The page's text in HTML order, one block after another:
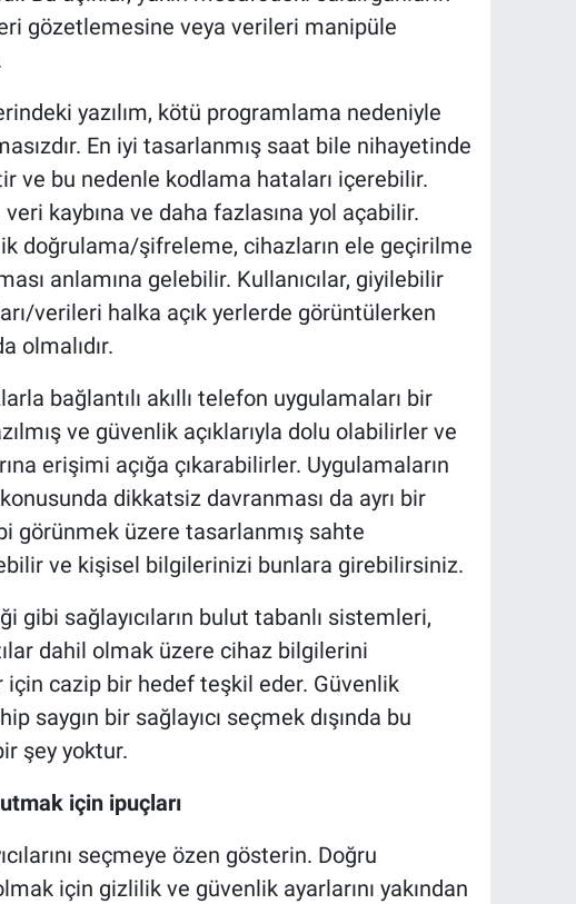
gözetlemesine veya verileri manipüle
yazılım, kötü programlama nedeniyle
En iyi tasarlanmış saat bile nihayetinde
ve bu nedenle kodlama hataları içerebilir.
veri kaybına ve daha fazlasına yol açabilir.
doğrulama/şifreleme, cihazların ele geçirilme
anlamına gelebilir. Kullanıcılar, giyilebilir
verileri halka açık yerlerde görüntülerken
olmalıdır.
bağlantılı akıllı telefon uygulamaları bir
ve güvenlik açıklarıyla dolu olabilirler ve
erişimi açığa çıkarabilirler. Uygulamaların
dikkatsiz davranması da ayrı bir
görünmek üzere tasarlanmış sahte
ve kişisel bilgilerinizi bunlara girebilirsiniz.
gibi sağlayıcıların bulut tabanlı sistemleri,
dahil olmak üzere cihaz bilgilerini
için cazip bir hedef teşkil eder. Güvenlik
saygın bir sağlayıcı seçmek dışında bu
şey yoktur.
için ipuçları
seçmeye özen gösterin. Doğru
için gizlilik ve güvenlik ayarlarını yakından